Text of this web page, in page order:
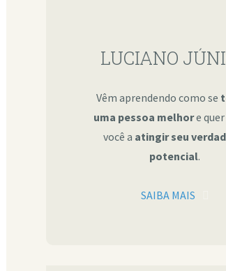
LUCIANO
Vêm aprendendo como se
uma pessoa melhore
você a atingir seu
potencial.
SAIBA MAIS